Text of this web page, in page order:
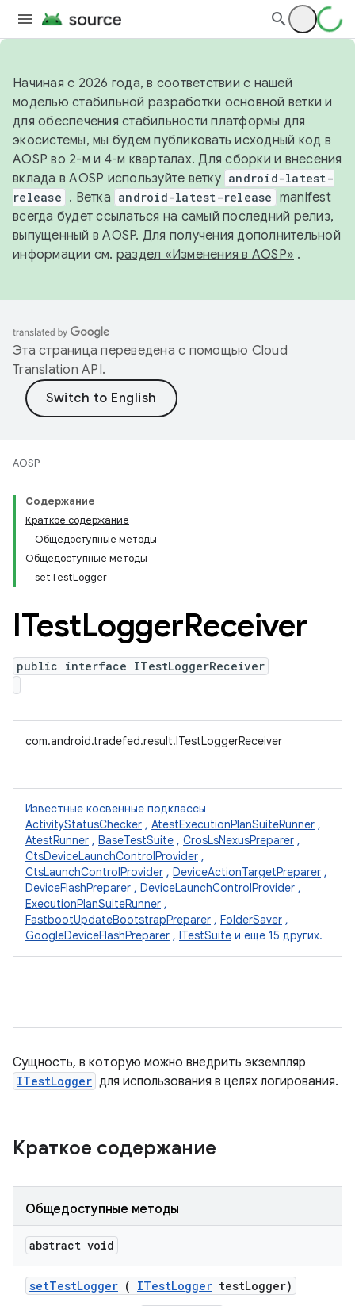
Начиная с 2026 года, в соответствии с нашей
моделью стабильной разработки основной ветки и
для обеспечения стабильности платформы для
экосистемы, мы будем публиковать исходный код в
AOSP во 2-м и 4-м кварталах. Для сборки и внесения
вклада в AOSP используйте ветку android-latest-
release . Ветка android-latest-release manifest
всегда будет ссылаться на самый последний релиз,
выпущенный в AOSP. Для получения дополнительной
информации см. раздел «Изменения в AOSP» .
Эта страница переведена с помощью Cloud
Translation API.
AOSP
Содержание
Краткое содержание
Общедоступные методы
Общедоступные методы
setTestLogger
ITestLoggerReceiver
public interface ITestLoggerReceiver
com.android.tradefed.result.ITestLoggerReceiver
Известные косвенные подклассы
ActivityStatusChecker , AtestExecutionPlanSuiteRunner ,
AtestRunner , BaseTestSuite , CrosLsNexusPreparer ,
CtsDeviceLaunchControlProvider ,
CtsLaunchControlProvider , DeviceActionTargetPreparer ,
DeviceFlashPreparer , DeviceLaunchControlProvider ,
ExecutionPlanSuiteRunner ,
FastbootUpdateBootstrapPreparer , FolderSaver ,
GoogleDeviceFlashPreparer , ITestSuite и еще 15 других.
Сущность, в которую можно внедрить экземпляр
ITestLogger для использования в целях логирования.
Краткое содержание
Общедоступные методы
abstract void
setTestLogger ( ITestLogger testLogger)